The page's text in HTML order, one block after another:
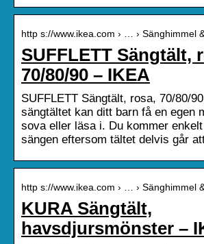
http s://www.ikea.com › … › Sänghimmel
SUFFLETT Sängtält,
70/80/90 – IKEA
SUFFLETT Sängtält, rosa, 70/80/
sängtältet kan ditt barn få en egen
sova eller läsa i. Du kommer
sängen eftersom tältet delvis går
http s://www.ikea.com › … › Sänghimmel
KURA Sängtält,
havsdjursmönster –